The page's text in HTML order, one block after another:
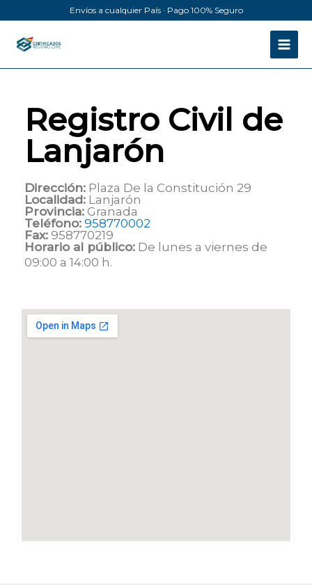
al
contenido
Envíos a cualquier País · Pago 100% Seguro
Registro Civil de
Lanjarón
Dirección: Plaza De la Constitución 29
Localidad: Lanjarón
Provincia: Granada
Teléfono: 958770002
Fax: 958770219
Horario al público: De lunes a viernes de
09:00 a 14:00 h.